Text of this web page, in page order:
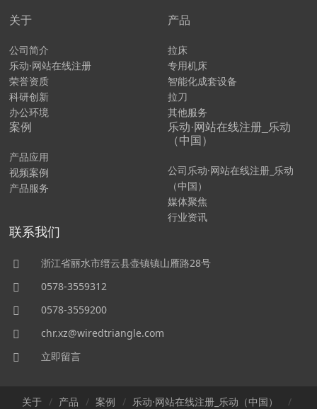
关于
公司简介
乐动·网站在线注册
荣誉资质
科研创新
办公环境
产品
拉床
专用机床
智能化成套设备
拉刀
其他服务
案例
产品应用
视频案例
产品服务
乐动·网站在线注册_乐动
（中国）
公司乐动·网站在线注册_乐动
（中国）
媒体聚焦
行业资讯
联系我们
浙江省丽水市缙云县壶镇镇山雁路28号
0578-3559312
0578-3559200
chr.xz@wiredtriangle.com
立即留言
关于 产品 案例 乐动·网站在线注册_乐动（中国）